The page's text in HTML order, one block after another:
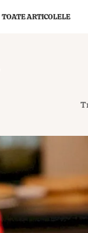
TOATE ARTICOLELE